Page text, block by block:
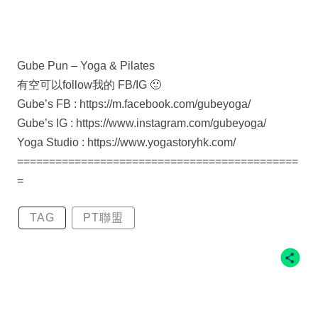
Gube Pun – Yoga & Pilates
有空可以follow我的 FB/IG 🙂
Gube’s FB : https://m.facebook.com/gubeyoga/
Gube’s IG : https://www.instagram.com/gubeyoga/
Yoga Studio : https://www.yogastoryhk.com/
============================================
=
TAG PT聯盟